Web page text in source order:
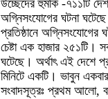
উচ্ছেদের হুমকি -৭১১টি
অগ্নিসংযোগের ঘটনা
প্রতিষ্ঠানে অগ্নিসংযোগের
চেষ্টা এক হাজার ২৫১টি।
ঘটেছে। অর্থাৎ এই দেশে
মিনিটে একটি। ভাবুন
সংবাদসূত্রঃ প্রথম আলো,